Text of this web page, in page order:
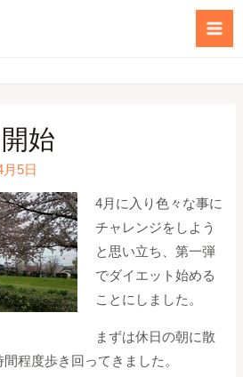
始
5日
4月に入り色々な事に
チャレンジをしよう
と思い立ち、第一弾
でダイエット始める
ことにしました。
まずは休日の朝に散
程度歩き回ってきました。